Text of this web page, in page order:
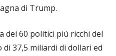
di Trump.
dei 60 politici più ricchi del
37,5 miliardi di dollari ed